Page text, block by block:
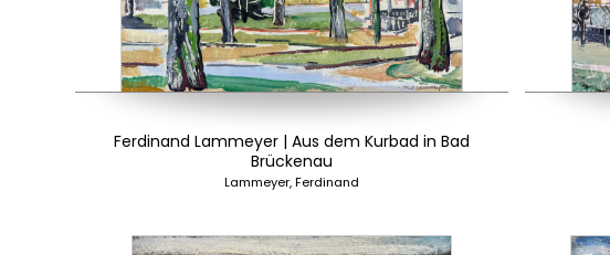
Ferdinand Lammeyer | Aus dem Kurbad in Bad
Brückenau
Lammeyer, Ferdinand